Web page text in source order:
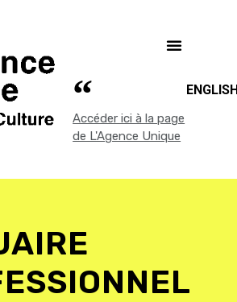
Accéder ici à la page
de L'Agence Unique